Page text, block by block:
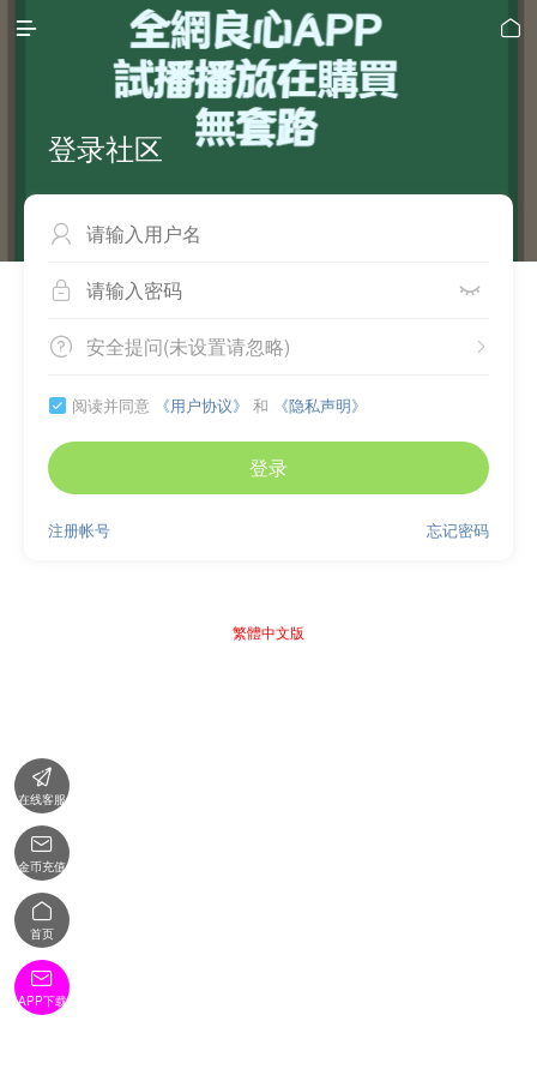
 
登录社区

 
 
安全提问(未设置请忽略)
 阅读并同意 《用户协议》 和 《隐私声明》
登录
忘记密码
注册帐号
繁體中文版

在线客服

金币充值

首页

APP下载